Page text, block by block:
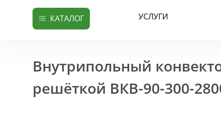
КАТАЛОГ УСЛУГИ
Внутрипольный
решёткой ВКВ-90-300-